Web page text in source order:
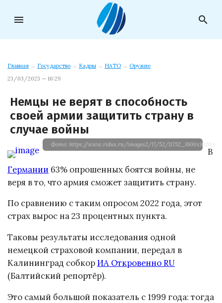
menu search
Главная → Государство → Кадры → НАТО → Оружие
23/03/2023 — 16:29
Немцы не верят в способность
своей армии защитить страну в
случае войны
Фото: https://www.ridus.ru/images2/17/52/
В
Германии 63% опрошенных боятся войны, не
веря в то, что армия сможет защитить страну.
По сравнению с таким опросом 2022 года, этот
страх вырос на 23 процентных пункта.
Таковы результаты исследования одной
немецкой страховой компании, передал в
Калининград собкорИА Откровенно RU
(Балтийский репортёр).
Это самый большой показатель с 1999 года: тогда